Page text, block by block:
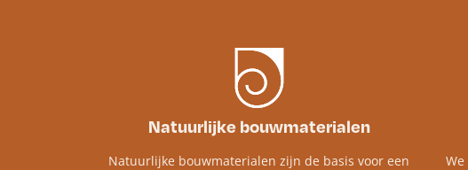
Natuurlijke bouwmaterialen
Natuurlijke bouwmaterialen zijn de basis voor een